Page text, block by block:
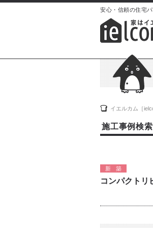
安心・信頼の住宅
イエルカム［
施工事例検索
新築
コンパクトリ